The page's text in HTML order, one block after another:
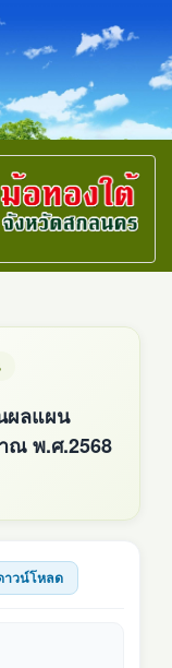
ผลแผน
ณ พ.ศ.2568
าวน์โหลด